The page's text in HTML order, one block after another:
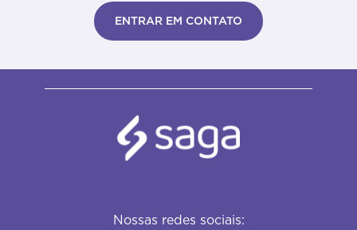
ENTRAR EM CONTATO
Nossas redes sociais: